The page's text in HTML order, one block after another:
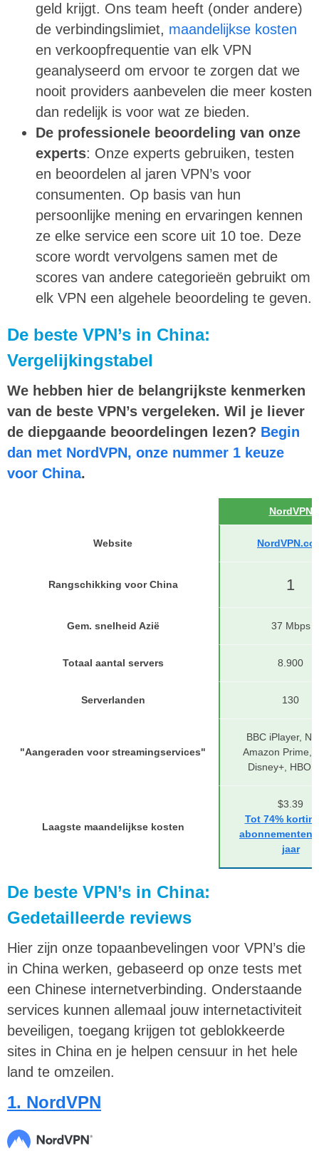
geld krijgt. Ons team heeft (onder andere)
de verbindingslimiet, maandelijkse kosten
en verkoopfrequentie van elk VPN
geanalyseerd om ervoor te zorgen dat we
nooit providers aanbevelen die meer kosten
dan redelijk is voor wat ze bieden.
De professionele beoordeling van onze
experts: Onze experts gebruiken, testen
en beoordelen al jaren VPN’s voor
consumenten. Op basis van hun
persoonlijke mening en ervaringen kennen
ze elke service een score uit 10 toe. Deze
score wordt vervolgens samen met de
scores van andere categorieën gebruikt om
elk VPN een algehele beoordeling te geven.
De beste VPN’s in China:
Vergelijkingstabel
We hebben hier de belangrijkste kenmerken
van de beste VPN’s vergeleken. Wil je liever
de diepgaande beoordelingen lezen? Begin
dan met NordVPN, onze nummer 1 keuze
voor China.
NordVPN
Website
Rangschikking voor China 1
Gem. snelheid Azië 37 Mbps
Totaal aantal servers 8.900
Serverlanden 130
"Aangeraden voor streamingservices"
BBC iPlayer,
Amazon Prime,
Disney+, HBO
Laagste maandelijkse kosten
$3.39
Tot 74%
abonnementen
jaar
De beste VPN’s in China:
Gedetailleerde reviews
Hier zijn onze topaanbevelingen voor VPN’s die
in China werken, gebaseerd op onze tests met
een Chinese internetverbinding. Onderstaande
services kunnen allemaal jouw internetactiviteit
beveiligen, toegang krijgen tot geblokkeerde
sites in China en je helpen censuur in het hele
land te omzeilen.
1. NordVPN